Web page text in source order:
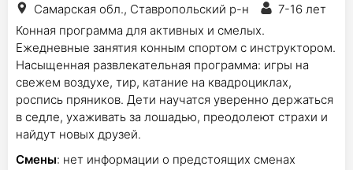
Самарская обл., Ставропольский р-н
7-16 лет
Конная программа для активных и смелых.
Ежедневные занятия конным спортом с инструктором.
Насыщенная развлекательная программа: игры на
свежем воздухе, тир, катание на квадроциклах,
роспись пряников. Дети научатся уверенно держаться
в седле, ухаживать за лошадью, преодолеют страхи и
найдут новых друзей.
Смены: нет информации о предстоящих сменах